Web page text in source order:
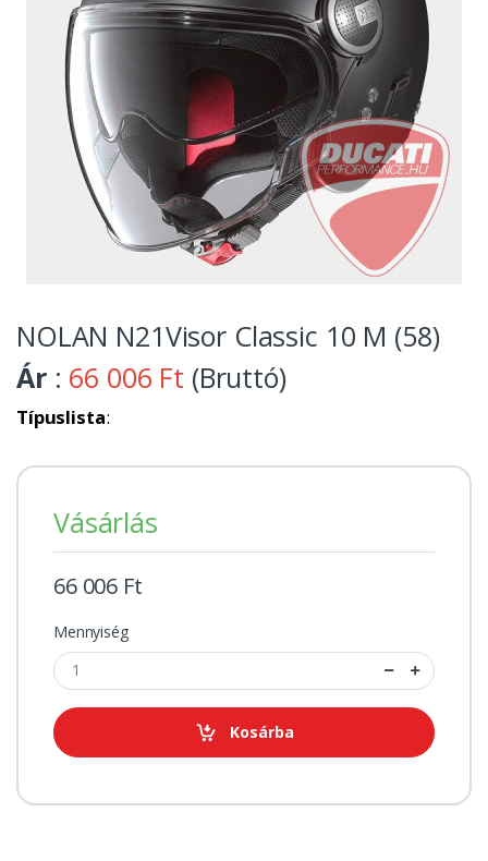
NOLAN N21Visor Classic 10 M (58)
Ár : 66 006 Ft (Bruttó)
Típuslista:
Vásárlás
66 006 Ft
Mennyiség
Kosárba